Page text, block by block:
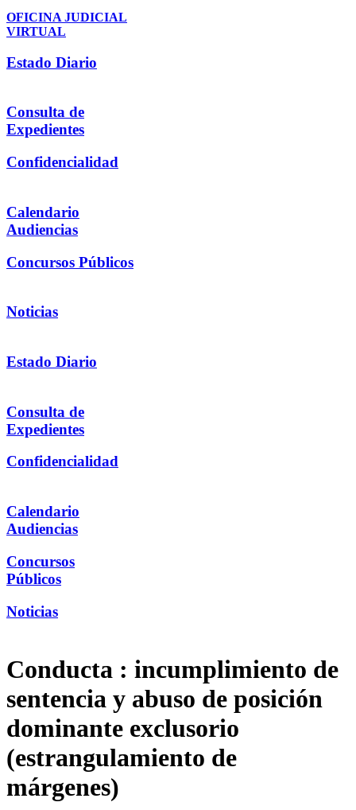
OFICINA JUDICIAL
VIRTUAL
Estado Diario
Consulta de
Expedientes
Confidencialidad
Calendario
Audiencias
Concursos Públicos
Noticias
Estado Diario
Consulta de
Expedientes
Confidencialidad
Calendario
Audiencias
Concursos
Públicos
Noticias
Conducta : incumplimiento de
sentencia y abuso de posición
dominante exclusorio
(estrangulamiento de
márgenes)